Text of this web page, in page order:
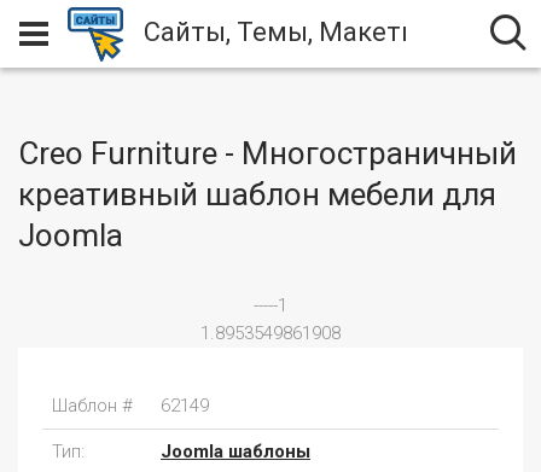
Сайты, Темы, Макеты
Creo Furniture - Многостраничный
креативный шаблон мебели для
Joomla
-----1
1.8953549861908
Шаблон # 62149
Тип: Joomla шаблоны